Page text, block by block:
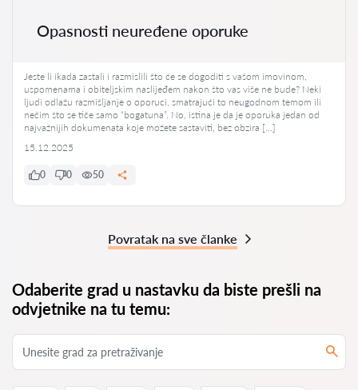
Opasnosti neuređene oporuke
Jeste li ikada zastali i razmislili što će se dogoditi s vašom imovinom,
uspomenama i obiteljskim naslijeđem nakon što vas više ne bude? Neki
ljudi odlažu razmišljanje o oporuci, smatrajući to neugodnom temom ili
nečim što se tiče samo “bogatuna”. No, istina je da je oporuka jedan od
najvažnijih dokumenata koje možete sastaviti, bez obzira […]
15.12.2025
0 0 50
Povratak na sve članke
Odaberite grad u nastavku da biste prešli na
odvjetnike na tu temu: